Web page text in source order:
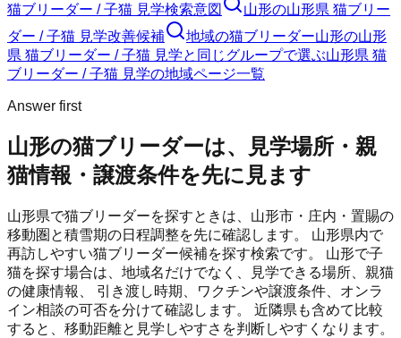
猫ブリーダー / 子猫 見学検索意図
山形の山形県 猫ブリー
ダー / 子猫 見学改善候補
地域の猫ブリーダー山形の山形
県 猫ブリーダー / 子猫 見学と同じグループで選ぶ山形県 猫
ブリーダー / 子猫 見学の地域ページ一覧
Answer first
山形の猫ブリーダーは、見学場所・親
猫情報・譲渡条件を先に見ます
山形県で猫ブリーダーを探すときは、山形市・庄内・置賜の
移動圏と積雪期の日程調整を先に確認します。 山形県内で
再訪しやすい猫ブリーダー候補を探す検索です。 山形で子
猫を探す場合は、地域名だけでなく、見学できる場所、親猫
の健康情報、 引き渡し時期、ワクチンや譲渡条件、オンラ
イン相談の可否を分けて確認します。 近隣県も含めて比較
すると、移動距離と見学しやすさを判断しやすくなります。